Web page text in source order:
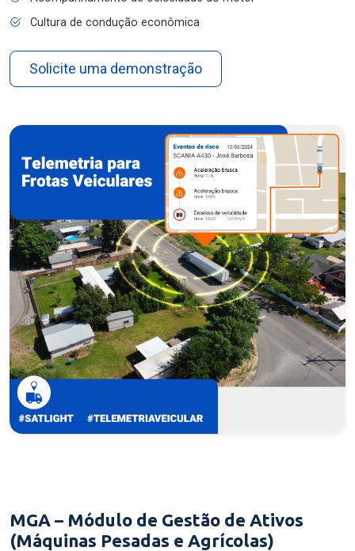
Cultura de condução econômica
Solicite uma demonstração
MGA – Módulo de Gestão de Ativos
(Máquinas Pesadas e Agrícolas)